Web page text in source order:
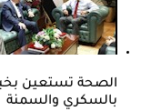
الصحة تستعين
بالسكري والسمنة